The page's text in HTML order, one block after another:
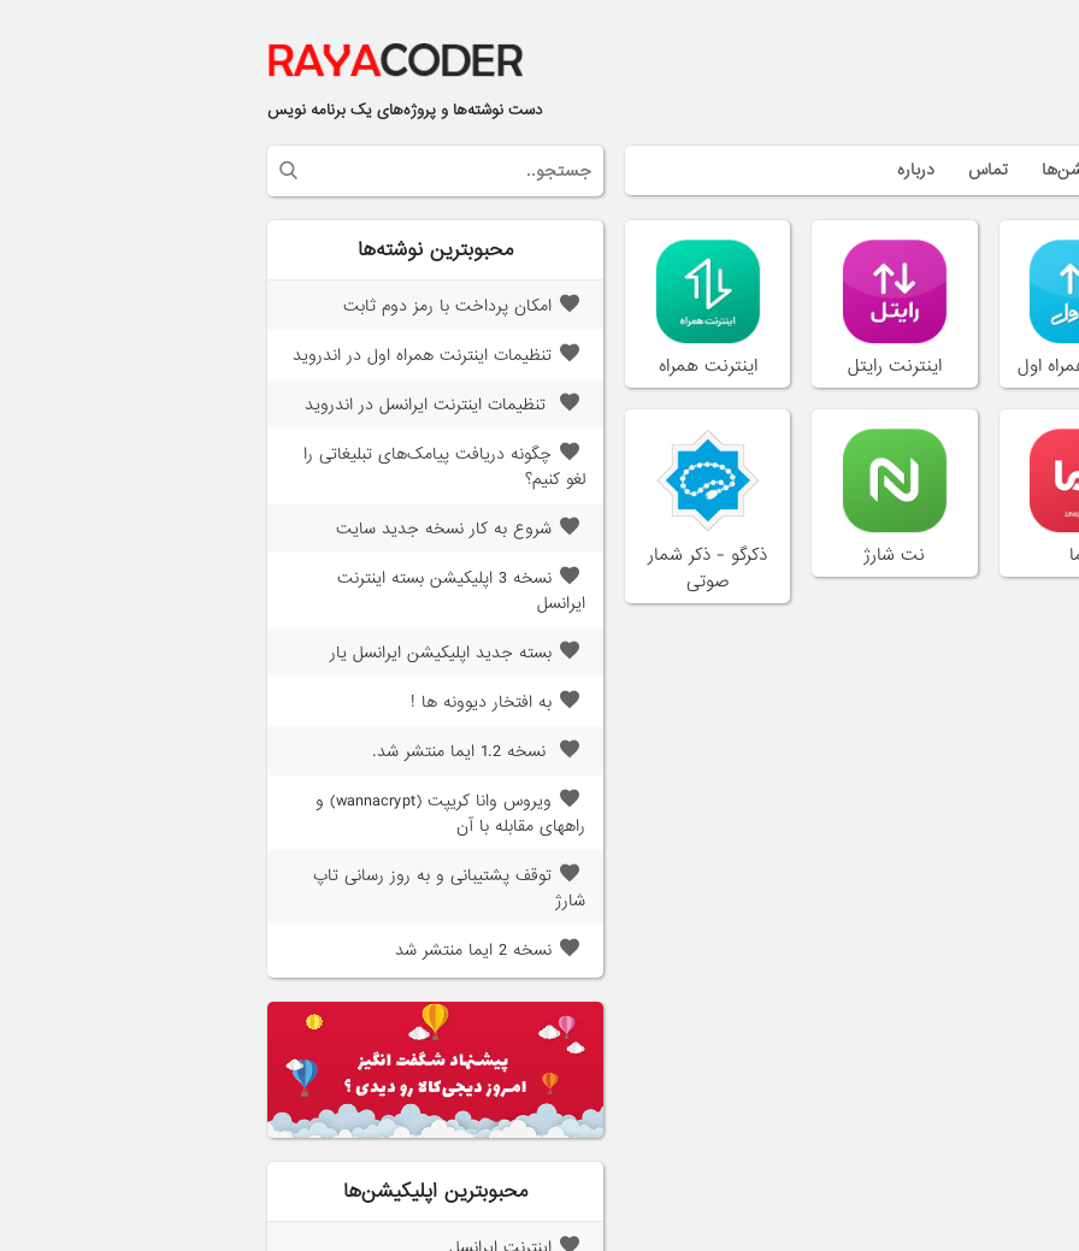
دست نوشته‌ها و پروژه‌های یک برنامه نویس
تماس درباره
اول اینترنت رایتل اینترنت همراه
نت شارژ
ذکرگو - ذکر شمار
صوتی
محبوبترین نوشته‌ها
امکان پرداخت با رمز دوم ثابت
تنظیمات اینترنت همراه اول در اندروید
تنظیمات اینترنت ایرانسل در اندروید
چگونه دریافت پیامک‌های تبلیغاتی را
لغو کنیم؟
شروع به کار نسخه جدید سایت
نسخه 3 اپلیکیشن بسته اینترنت
ایرانسل
بسته جدید اپلیکیشن ایرانسل یار
به افتخار دیوونه ها !
نسخه 1.2 ایما منتشر شد.
ویروس وانا کریپت (wannacrypt) و
راههای مقابله با آن
توقف پشتیبانی و به روز رسانی تاپ
شارژ
نسخه 2 ایما منتشر شد
محبوبترین اپلیکیشن‌ها